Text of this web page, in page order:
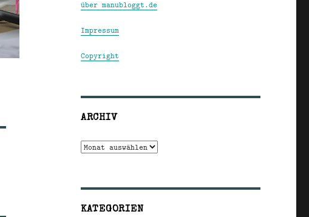
über manubloggt.de
Impressum
Copyright
ARCHIV
Archiv
KATEGORIEN